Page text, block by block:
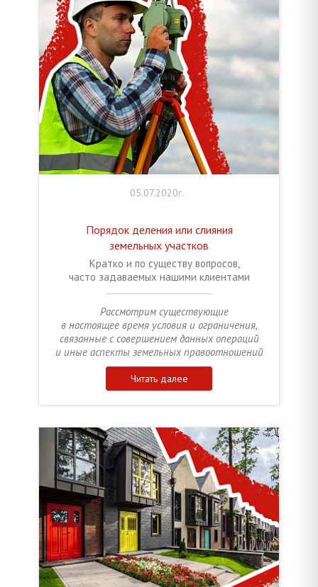
05.07.2020г.
Порядок деления или слияния
земельных участков
Кратко и по существу вопросов,
часто задаваемых нашими клиентами
Рассмотрим существующие
в настоящее время условия и ограничения,
связанные с совершением данных операций
и иные аспекты земельных правоотношений
Читать далее